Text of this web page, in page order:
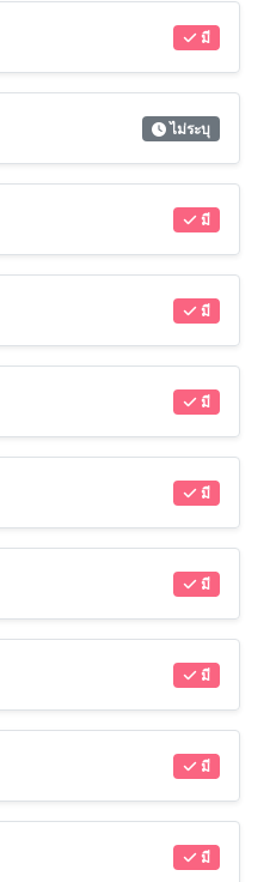
มี
ไม่ระบุ
มี
มี
มี
มี
มี
มี
มี
มี